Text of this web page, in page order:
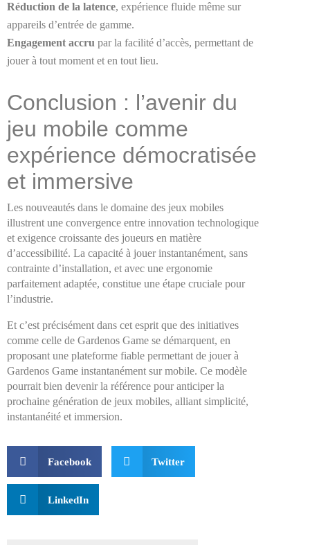
Réduction de la latence, expérience fluide même sur
appareils d’entrée de gamme.
Engagement accru par la facilité d’accès, permettant de
jouer à tout moment et en tout lieu.
Conclusion : l’avenir du
jeu mobile comme
expérience démocratisée
et immersive
Les nouveautés dans le domaine des jeux mobiles
illustrent une convergence entre innovation technologique
et exigence croissante des joueurs en matière
d’accessibilité. La capacité à jouer instantanément, sans
contrainte d’installation, et avec une ergonomie
parfaitement adaptée, constitue une étape cruciale pour
l’industrie.
Et c’est précisément dans cet esprit que des initiatives
comme celle de Gardenos Game se démarquent, en
proposant une plateforme fiable permettant de jouer à
Gardenos Game instantanément sur mobile. Ce modèle
pourrait bien devenir la référence pour anticiper la
prochaine génération de jeux mobiles, alliant simplicité,
instantanéité et immersion.
Facebook Twitter
LinkedIn